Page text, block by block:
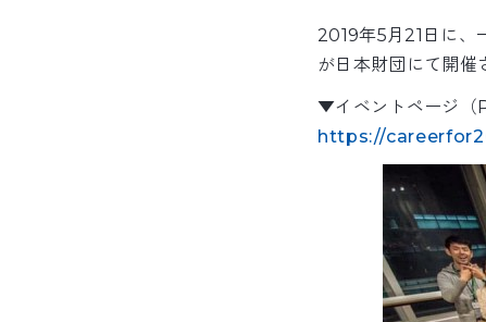
2019年5月21日に、
が日本財団にて開催
▼イベントページ（
https://